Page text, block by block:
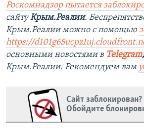
Роскомнадзор пытается
сайтуКрым.Реалии.
Крым.Реалии можно с помощью
https://
основными новостями в Telegram,
Крым.Реалии. Рекомендуем вам
Сайт заблокирован?
Обойдите